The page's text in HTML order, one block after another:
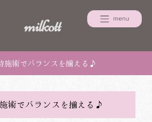
施術でバランスを揃える♪
術でバランスを揃える♪